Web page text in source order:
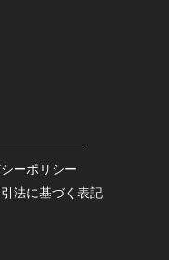
ーポリシー
法に基づく表記